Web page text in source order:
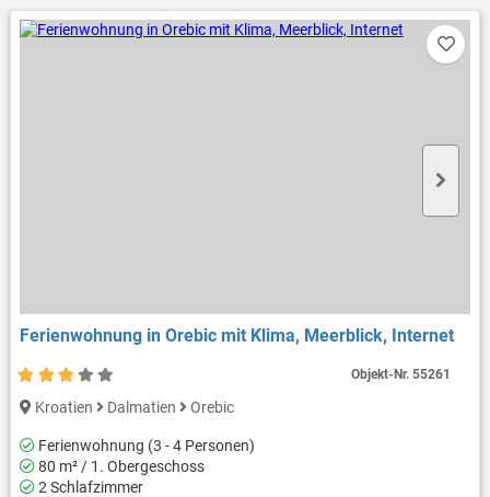
Ferienwohnung in Orebic mit Klima, Meerblick, Internet
Kroatien Dalmatien Orebic
Ferienwohnung (3 - 4 Personen)
80 m² / 1. Obergeschoss
2 Schlafzimmer
Objekt-Nr.55261